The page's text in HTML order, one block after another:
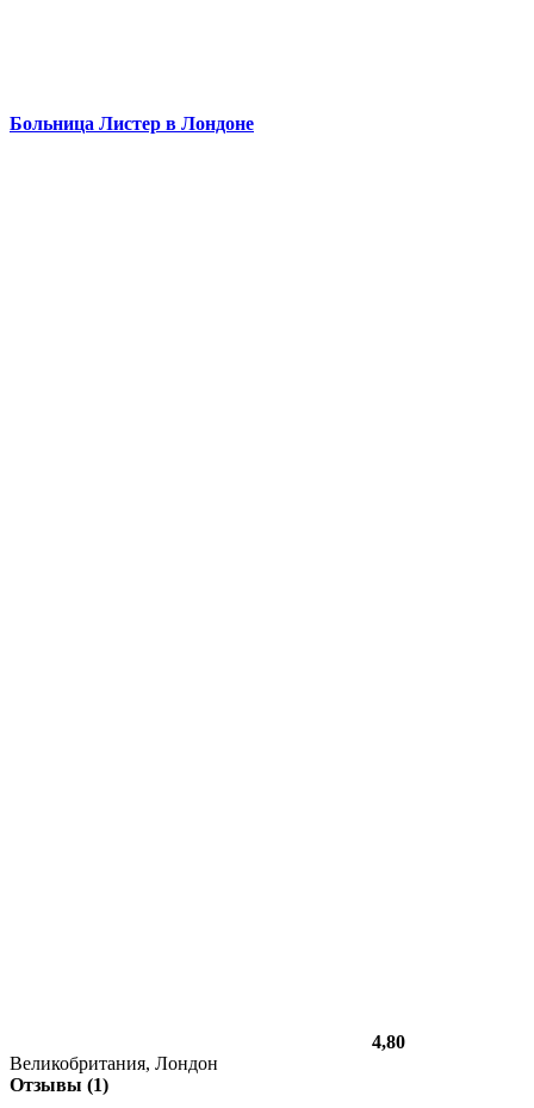
Больница Листер в Лондоне
4,80
Великобритания, Лондон
Отзывы (1)